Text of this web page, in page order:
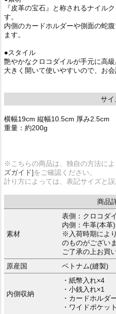
『皮革の宝石』と称されるナイル
す。
内側のカードホルダーや側面の蛇
ます。
●スタイル
艶やかなクロコダイルが手元に高級
大きく開いて使いやすいので、お
サイ
横幅19cm 縦幅10.5cm 厚み2.5cm
重量：約200g
※こちらの商品は、独自の方法に
ズガイド]をご確認ください。
計り方によっては、表記サイズと
商品
素材
表側：クロコダ
内側：牛革(本革
※入荷時期によ
のものがございま
ご了承の上お買
原産国
ベトナム(縫製)
内側収納
・紙幣入れ×4
・小銭入れ×1
・カードホルダ
・ワイドポケッ